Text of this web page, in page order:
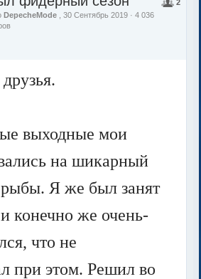
2
DepecheMode
, 30 Сентябрь 2019 · 4 036
выходные мои
на шикарный
Я же был занят
конечно же очень-
что не
при этом. Решил во